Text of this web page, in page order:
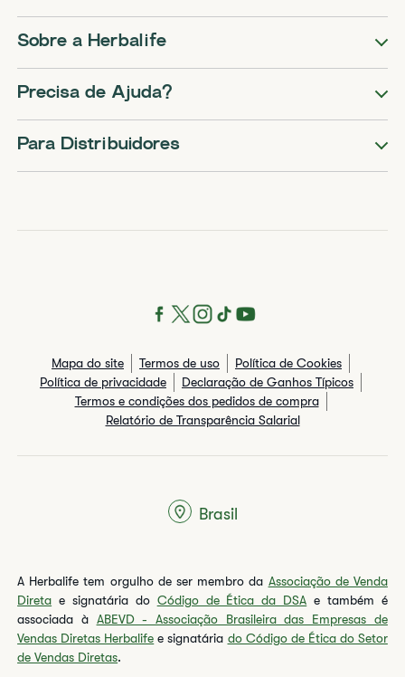
Sobre a Herbalife
Precisa de Ajuda?
Para Distribuidores
Mapa do site Termos de uso
Política de Cookies
Política de privacidade
Declaração de Ganhos Típicos
Termos e condições dos pedidos de compra
Relatório de Transparência Salarial
A Herbalife tem orgulho de ser membro da Associação de Venda
Direta e signatária do Código de Ética da DSA e também é
associada à ABEVD - Associação Brasileira das Empresas de
Vendas Diretas Herbalife e signatária do Código de Ética do Setor
de Vendas Diretas.
Brasil